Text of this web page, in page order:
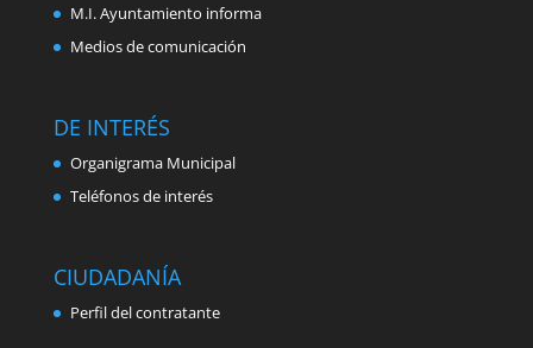
M.I. Ayuntamiento informa
Medios de comunicación
DE INTERÉS
Organigrama Municipal
Teléfonos de interés
CIUDADANÍA
Perfil del contratante